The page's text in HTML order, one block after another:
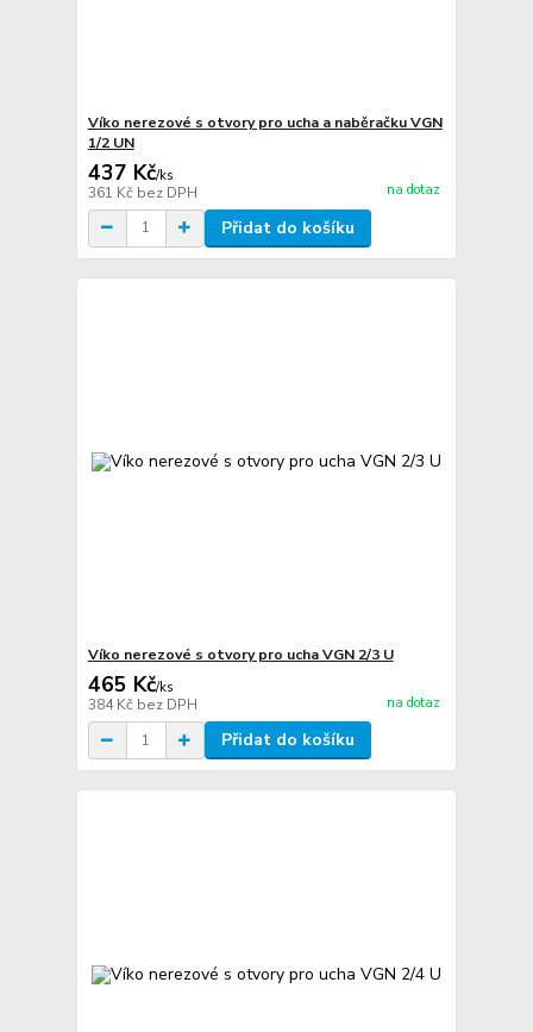
Víko nerezové s otvory pro ucha a naběračku VGN
1/2 UN
437 Kč/ks
361 Kč bez DPH na dotaz
Přidat do košíku
Víko nerezové s otvory pro ucha VGN 2/3 U
465 Kč/ks
384 Kč bez DPH na dotaz
Přidat do košíku